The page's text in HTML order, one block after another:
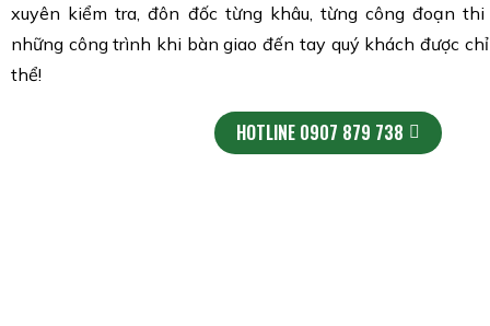
xuyên kiểm tra, đôn đốc từng khâu, từng công đoạn
những công trình khi bàn giao đến tay quý khách được
thể!
HOTLINE 0907 879 738